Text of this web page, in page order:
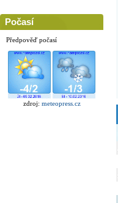
Počasí
Předpověď počasí
zdroj: meteopress.cz